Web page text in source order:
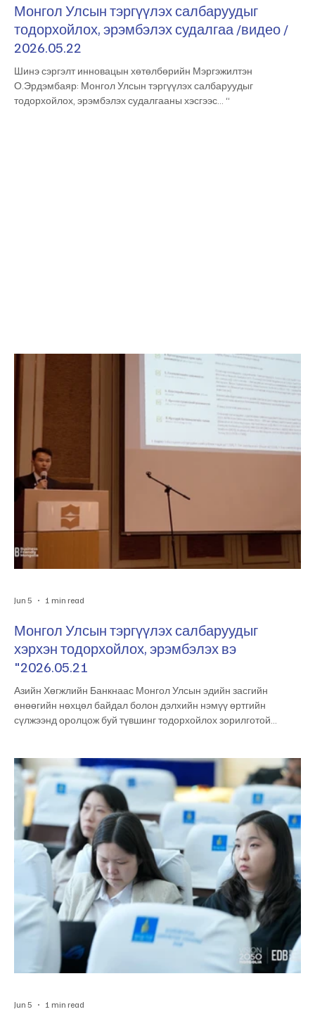
Монгол Улсын тэргүүлэх салбаруудыг
тодорхойлох, эрэмбэлэх судалгаа /видео /
2026.05.22
Шинэ сэргэлт инновацын хөтөлбөрийн Мэргэжилтэн
О.Эрдэмбаяр: Монгол Улсын тэргүүлэх салбаруудыг
тодорхойлох, эрэмбэлэх судалгааны хэсгээс… “
Монгол Улсын тэргүүлэх салбаруудыг
хэрхэн тодорхойлох, эрэмбэлэх вэ
"2026.05.21
Азийн Хөгжлийн Банкнаас Монгол Улсын эдийн засгийн
өнөөгийн нөхцөл байдал болон дэлхийн нэмүү өртгийн
сүлжээнд оролцож буй түвшинг тодорхойлох зорилготой
хэрэгжүүлж байна. Мөн Эдийн засгийн хөгжлийн төвөөс
Монгол Улсын тэргүүлэх салбаруудыг тодорхойлох, эрэмбэлэх
чиглэлээр судалгаа хийж гүйцэтгэсэн бөгөөд энэхүү ажлын үр
дүнг холбогдох талуудад танилцууллаа. Энэ х
Jun 5 1 min read
Jun 5 1 min read